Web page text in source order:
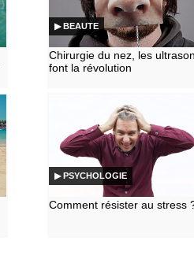
▶ BEAUTE
Chirurgie du nez, les
font la révolution
▶ PSYCHOLOGIE
Comment résister au stress